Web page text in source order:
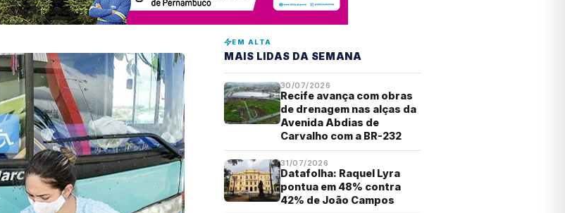
EM ALTA
MAIS LIDAS DA SEMANA
30/07/2026
Recife avança com obras
de drenagem nas alças da
Avenida Abdias de
Carvalho com a BR-232
31/07/2026
Datafolha: Raquel Lyra
pontua em 48% contra
42% de João Campos